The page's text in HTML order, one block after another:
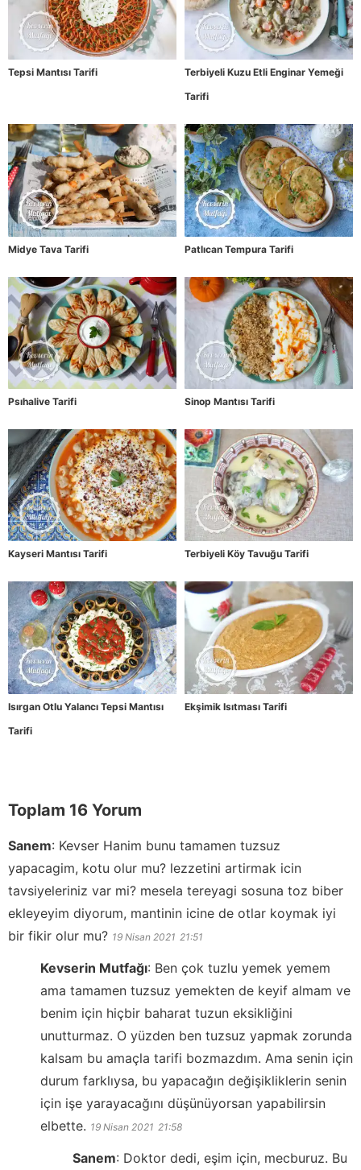
Tepsi Mantısı Tarifi
Terbiyeli Kuzu Etli Enginar Yemeği
Tarifi
Midye Tava Tarifi Patlıcan Tempura Tarifi
Psıhalive Tarifi Sinop Mantısı Tarifi
Kayseri Mantısı Tarifi Terbiyeli Köy Tavuğu Tarifi
Isırgan Otlu Yalancı Tepsi Mantısı
Tarifi
Ekşimik Isıtması Tarifi
Toplam 16 Yorum
Sanem: Kevser Hanim bunu tamamen tuzsuz
yapacagim, kotu olur mu? lezzetini artirmak icin
tavsiyeleriniz var mi? mesela tereyagi sosuna toz biber
ekleyeyim diyorum, mantinin icine de otlar koymak iyi
bir fikir olur mu? 19 Nisan 2021 21:51
Kevserin Mutfağı: Ben çok tuzlu yemek yemem
ama tamamen tuzsuz yemekten de keyif almam ve
benim için hiçbir baharat tuzun eksikliğini
unutturmaz. O yüzden ben tuzsuz yapmak zorunda
kalsam bu amaçla tarifi bozmazdım. Ama senin için
durum farklıysa, bu yapacağın değişikliklerin senin
için işe yarayacağını düşünüyorsan yapabilirsin
elbette. 19 Nisan 2021 21:58
Sanem: Doktor dedi, eşim için, mecburuz. Bu